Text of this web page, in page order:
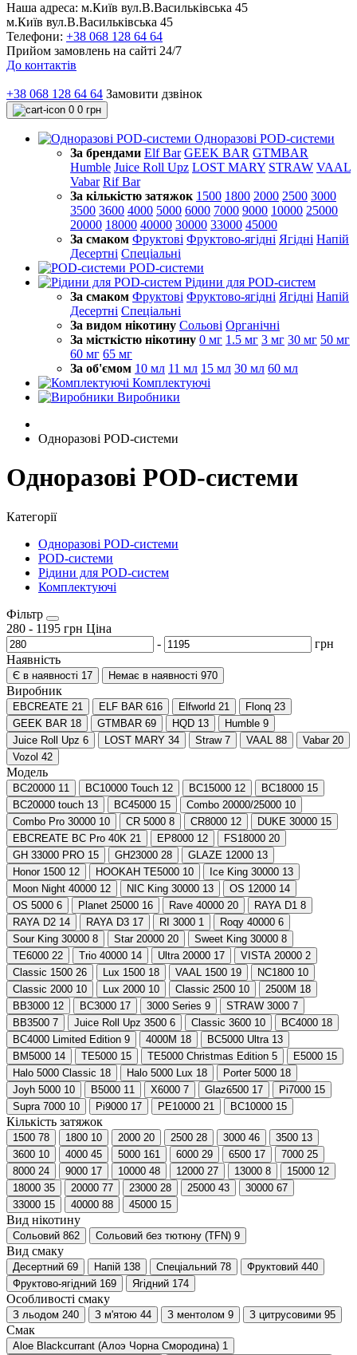
Наша адреса: м.Київ вул.В.Васильківська 45
м.Київ вул.В.Васильківська 45
Телефони: +38 068 128 64 64
Прийом замовлень на сайті 24/7
До контактів
+38 068 128 64 64 Замовити дзвінок
0 0 грн
Одноразові POD-системи
За брендами Elf Bar GEEK BAR GTMBAR
Humble Juice Roll Upz LOST MARY STRAW VAAL
Vabar Rif Bar
За кількістю затяжок 1500 1800 2000 2500 3000
3500 3600 4000 5000 6000 7000 9000 10000 25000
20000 18000 40000 30000 33000 45000
За смаком Фруктові Фруктово-ягідні Ягідні Напій
Десертні Спеціальні
POD-системи
Рідини для POD-систем
За смаком Фруктові Фруктово-ягідні Ягідні Напій
Десертні Спеціальні
За видом нікотину Сольові Органічні
За місткістю нікотину 0 мг 1.5 мг 3 мг 30 мг 50 мг
60 мг 65 мг
За об'ємом 10 мл 11 мл 15 мл 30 мл 60 мл
Комплектуючі
Виробники
Одноразові POD-системи
Одноразові POD-системи
Категорії
Одноразові POD-системи
POD-системи
Рідини для POD-систем
Комплектуючі
Фільтр
280 - 1195 грн Ціна
-
грн
Наявність
Є в наявності 17 Немає в наявності 970
Виробник
EBCREATE 21 ELF BAR 616 Elfworld 21 Flonq 23
GEEK BAR 18 GTMBAR 69 HQD 13 Humble 9
Juice Roll Upz 6 LOST MARY 34 Straw 7 VAAL 88 Vabar 20
Vozol 42
Модель
BC20000 11 BC10000 Touch 12 BC15000 12 BC18000 15
BC20000 touch 13 BC45000 15 Combo 20000/25000 10
Combo Pro 30000 10 CR 5000 8 CR8000 12 DUKE 30000 15
EBCREATE BC Pro 40K 21 EP8000 12 FS18000 20
GH 33000 PRO 15 GH23000 28 GLAZE 12000 13
Honor 1500 12 HOOKAH TE5000 10 Ice King 30000 13
Moon Night 40000 12 NIC King 30000 13 OS 12000 14
OS 5000 6 Planet 25000 16 Rave 40000 20 RAYA D1 8
RAYA D2 14 RAYA D3 17 RI 3000 1 Roqy 40000 6
Sour King 30000 8 Star 20000 20 Sweet King 30000 8
TE6000 22 Trio 40000 14 Ultra 20000 17 VISTA 20000 2
Classic 1500 26 Lux 1500 18 VAAL 1500 19 NC1800 10
Classic 2000 10 Lux 2000 10 Classic 2500 10 2500M 18
BB3000 12 BC3000 17 3000 Series 9 STRAW 3000 7
BB3500 7 Juice Roll Upz 3500 6 Classic 3600 10 BC4000 18
BC4000 Limited Edition 9 4000M 18 BC5000 Ultra 13
BM5000 14 TE5000 15 TE5000 Christmas Edition 5 E5000 15
Halo 5000 Classic 18 Halo 5000 Lux 18 Porter 5000 18
Joyh 5000 10 B5000 11 X6000 7 Glaz6500 17 Pi7000 15
Supra 7000 10 Pi9000 17 PE10000 21 BC10000 15
Кількість затяжок
1500 78 1800 10 2000 20 2500 28 3000 46 3500 13
3600 10 4000 45 5000 161 6000 29 6500 17 7000 25
8000 24 9000 17 10000 48 12000 27 13000 8 15000 12
18000 35 20000 77 23000 28 25000 43 30000 67
33000 15 40000 88 45000 15
Вид нікотину
Сольовий 862 Сольовий без тютюну (TFN) 9
Вид смаку
Десертний 69 Напій 138 Спеціальний 78 Фруктовий 440
Фруктово-ягідний 169 Ягідний 174
Особливості смаку
З льодом 240 З м'ятою 44 З ментолом 9 З цитрусовими 95
Смак
Aloe Blackcurrant (Алоэ Чорна Смородина) 1